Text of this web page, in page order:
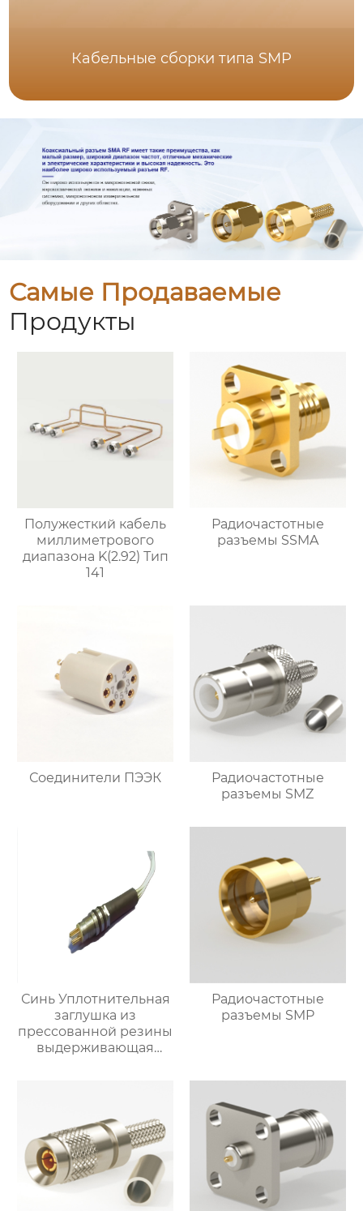
Кабельные сборки типа SMP
Самые Продаваемые
Продукты
Полужесткий кабель
миллиметрового
диапазона K(2.92) Тип
141
Радиочастотные
разъемы SSMA
Соединители ПЭЭК
Радиочастотные
разъемы SMZ
Синь Уплотнительная
заглушка из
прессованной резины
выдерживающая
Радиочастотные
разъемы SMP